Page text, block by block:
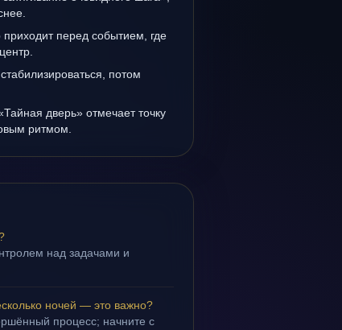
перед событием, где
потом
дверь» отмечает точку
ритмом.
над задачами и
ночей — это важно?
процесс; начните с